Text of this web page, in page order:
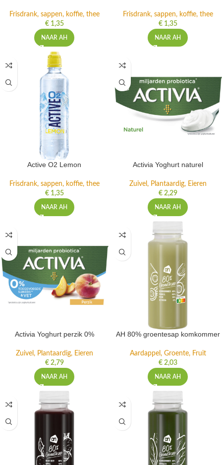
Frisdrank, sappen, koffie, thee
€1,35
NAAR AH
Frisdrank, sappen, koffie, thee
€1,35
NAAR AH
Active O2 Lemon
Frisdrank, sappen, koffie, thee
€1,35
NAAR AH
Activia Yoghurt naturel
Zuivel, Plantaardig, Eieren
€2,29
NAAR AH
Activia Yoghurt perzik 0%
Zuivel, Plantaardig, Eieren
€2,79
NAAR AH
AH 80% groentesap komkommer
Aardappel, Groente, Fruit
€2,03
NAAR AH